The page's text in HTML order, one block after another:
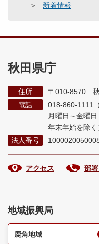
新着情報
秋田県庁
住所
〒010-8570 秋
電話
018-860-1111（
月曜日～金曜
年末年始を除く
法人番号
アクセス 部
地域振興局
鹿角地域